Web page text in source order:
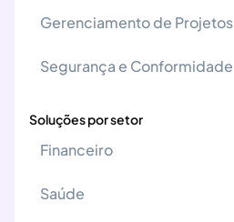
Gerenciamento de Projetos
Segurança e Conformidade
Soluções por setor
Financeiro
Saúde